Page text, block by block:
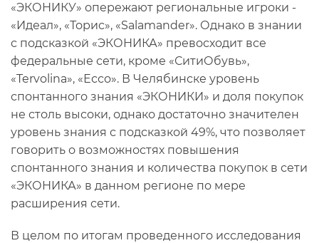
«ЭКОНИКУ» опережают региональные игроки -
«Идеал», «Торис», «Salamander». Однако в знании
с подсказкой «ЭКОНИКА» превосходит все
федеральные сети, кроме «СитиОбувь»,
«Tervolina», «Ессо». В Челябинске уровень
спонтанного знания «ЭКОНИКИ» и доля покупок
не столь высоки, однако достаточно значителен
уровень знания с подсказкой 49%, что позволяет
говорить о возможностях повышения
спонтанного знания и количества покупок в сети
«ЭКОНИКА» в данном регионе по мере
расширения сети.
В целом по итогам проведенного исследования